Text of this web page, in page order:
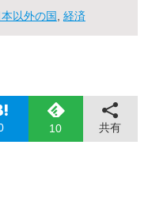
本以外の国, 経済
10 共有